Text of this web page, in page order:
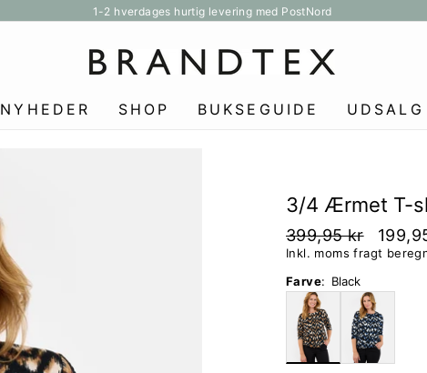
slideshow
1-2 hverdages hurtig levering med PostNord
NYHEDER SHOP BUKSEGUIDE UDSALG
3/4 Ærmet T-
399,95 kr
Inkl. moms fragt
Farve: Black